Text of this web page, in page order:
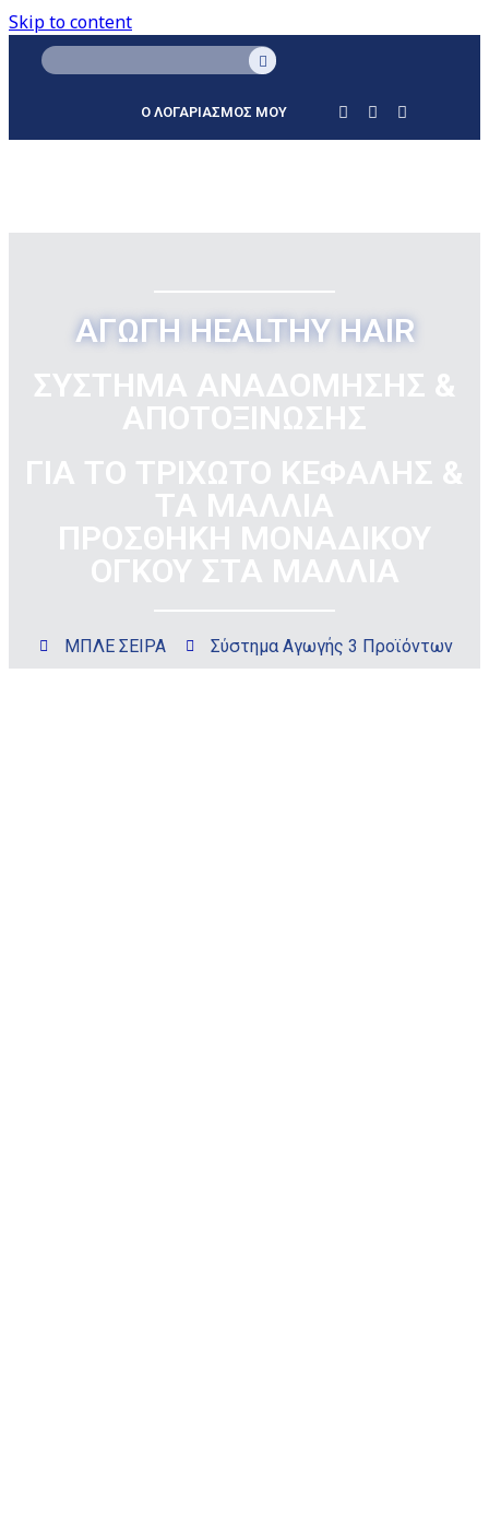
Skip to content
Ο ΛΟΓΑΡΙΑΣΜΟΣ ΜΟΥ
ΑΓΩΓΗ HEALTHY HAIR
ΣΥΣΤΗΜΑ ΑΝΑΔΟΜΗΣΗΣ &
ΑΠΟΤΟΞΙΝΩΣΗΣ
ΓΙΑ ΤΟ ΤΡΙΧΩΤΟ ΚΕΦΑΛΗΣ &
ΤΑ ΜΑΛΛΙΑ
ΠΡΟΣΘΗΚΗ ΜΟΝΑΔΙΚΟΥ
ΟΓΚΟΥ ΣΤΑ ΜΑΛΛΙΑ
ΜΠΛΕ ΣΕΙΡΑ Σύστημα Αγωγής 3 Προϊόντων